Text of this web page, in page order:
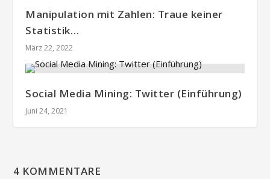
Manipulation mit Zahlen: Traue keiner
Statistik…
März 22, 2022
Social Media Mining: Twitter (Einführung)
Juni 24, 2021
4 KOMMENTARE